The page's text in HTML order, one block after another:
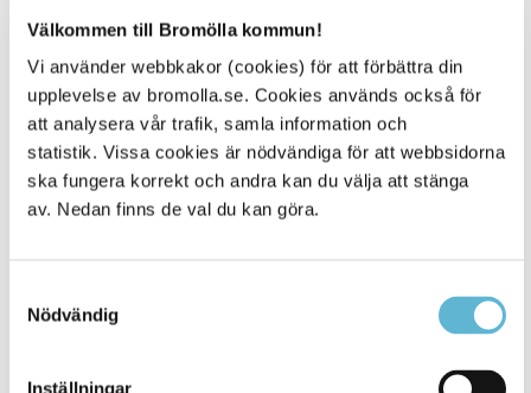
Välkommen till Bromölla kommun!
Vi använder webbkakor (cookies) för att förbättra din
upplevelse av bromolla.se. Cookies används också för
att analysera vår trafik, samla information och
statistik. Vissa cookies är nödvändiga för att webbsidorna
ska fungera korrekt och andra kan du välja att stänga
av. Nedan finns de val du kan göra.
Nödvändig
Inställningar
114
Alla platser